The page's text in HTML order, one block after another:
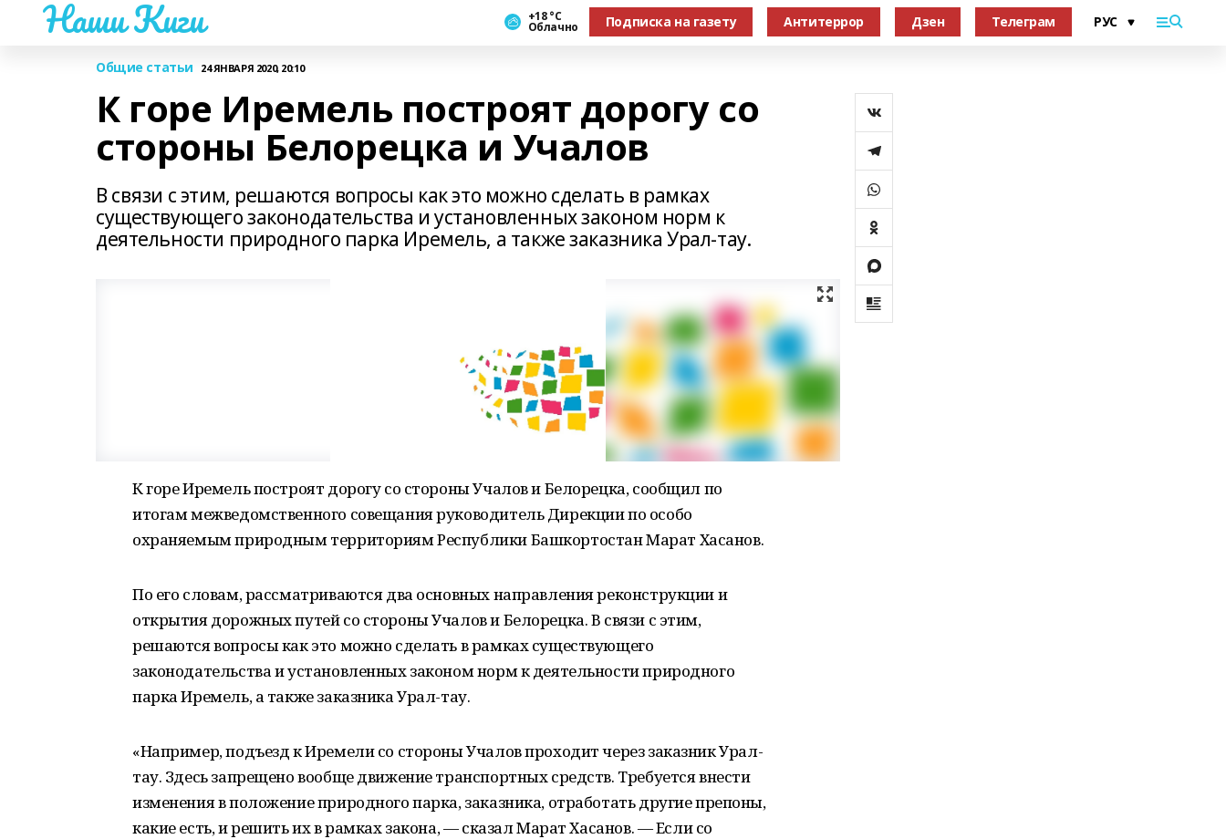
Наши Киги +18 °С
Облачно Подписка на газету Антитеррор Дзен Телеграм
Общие статьи 24 ЯНВАРЯ 2020, 20:10
К горе Иремель построят дорогу со
стороны Белорецка и Учалов
В связи с этим, решаются вопросы как это можно сделать в рамках
существующего законодательства и установленных законом норм к
деятельности природного парка Иремель, а также заказника Урал-тау.
К горе Иремель построят дорогу со стороны Учалов и Белорецка, сообщил по
итогам межведомственного совещания руководитель Дирекции по особо
охраняемым природным территориям Республики Башкортостан Марат Хасанов.
По его словам, рассматриваются два основных направления реконструкции и
открытия дорожных путей со стороны Учалов и Белорецка. В связи с этим,
решаются вопросы как это можно сделать в рамках существующего
законодательства и установленных законом норм к деятельности природного
парка Иремель, а также заказника Урал-тау.
«Например, подъезд к Иремели со стороны Учалов проходит через заказник Урал-
тау. Здесь запрещено вообще движение транспортных средств. Требуется внести
изменения в положение природного парка, заказника, отработать другие препоны,
какие есть, и решить их в рамках закона, — сказал Марат Хасанов. — Если со